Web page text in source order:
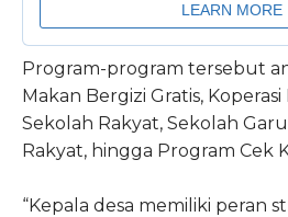
Program-program tersebut
Makan Bergizi Gratis,
Sekolah Rakyat, Sekolah
Rakyat, hingga Program Cek
“Kepala desa memiliki peran